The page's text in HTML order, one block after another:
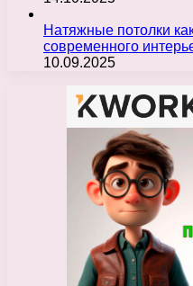
Натяжные потолки
современного
10.09.2025